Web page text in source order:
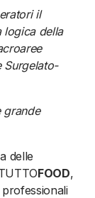
il
logica della
Surgelato-
grande
delle
FOOD,